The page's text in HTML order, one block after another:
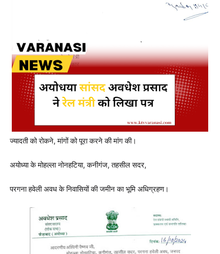
ज्यादती को रोकने, मांगों को पूरा करने की मांग की।
अयोध्या के मोहल्ला नोनहटिया, कनीगंज, तहसील सदर,
परगना हवेली अवध के निवासियों की जमीन का भूमि अधिग्रहण।